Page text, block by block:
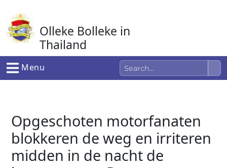
naar
de
inhoud
Olleke Bolleke in
Thailand
In Thailand
Menu
Opgeschoten motorfanaten
blokkeren de weg en irriteren
midden in de nacht de